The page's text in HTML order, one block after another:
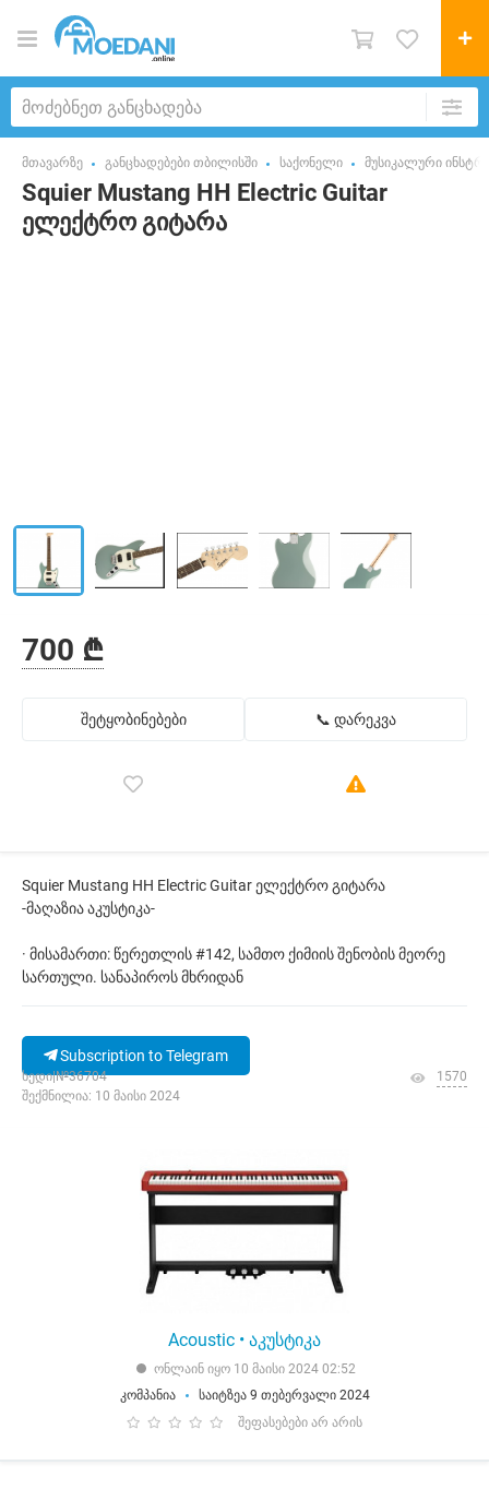
მთავარზე განცხადებები თბილისში საქონელი მუსიკალური
Squier Mustang HH Electric Guitar
ელექტრო გიტარა
700 ₾
შეტყობინებები 📞 დარეკვა
Squier Mustang HH Electric Guitar ელექტრო გიტარა
-მაღაზია აკუსტიკა-
· მისამართი: წერეთლის #142, სამთო ქიმიის შენობის მეორე
სართული. სანაპიროს მხრიდან
Subscription to Telegram
ხედი|№36704
შექმნილია: 10 მაისი 2024
1570
Acoustic • აკუსტიკა
ონლაინ იყო 10 მაისი 2024 02:52
კომპანია
საიტზეა 9 თებერვალი 2024
შეფასებები არ არის